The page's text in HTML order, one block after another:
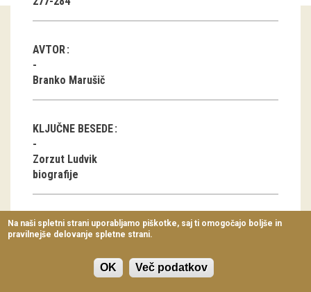
Razstavni projekti
Napovednik
Arhiv razstav
Koledar dogodkov
Prireditve
Predavanja
Delavnice
Vodeni ogledi
AVTOR
Branko Marušič
KLJUČNE BESEDE
Zorzut Ludvik
biografije
ČLANEK V PDF OBLIKI
Prenesi pdf datoteko (1.66 MB)
Na naši spletni strani uporabljamo piškotke, saj ti omogočajo boljše in
pravilnejše delovanje spletne strani.
OK Več podatkov